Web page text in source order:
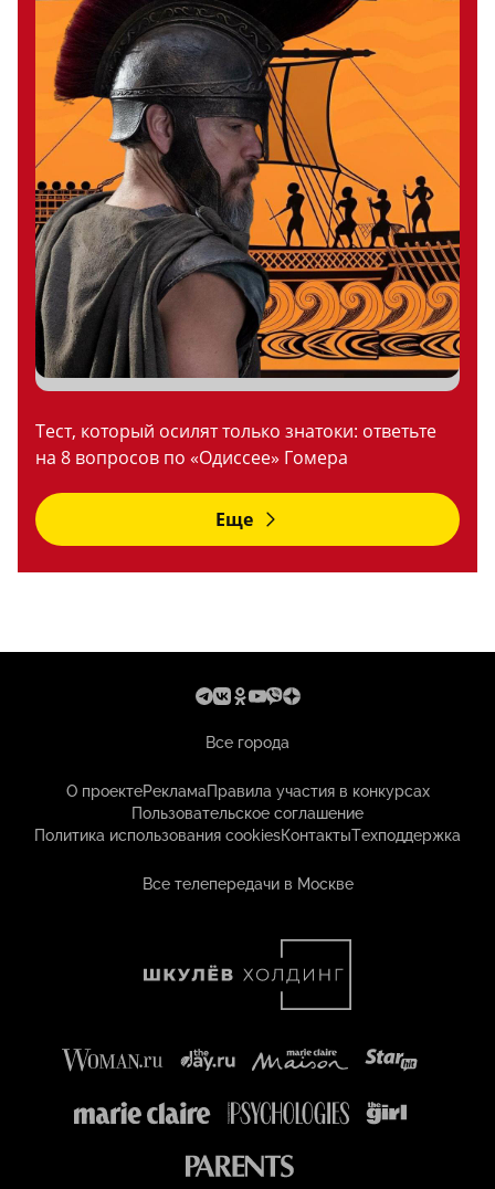
Тест, который осилят только знатоки: ответьте
на 8 вопросов по «Одиссее» Гомера
Еще
Все города
О проектеРекламаПравила участия в конкурсах
Пользовательское соглашение
Политика использования cookiesКонтактыТехподдержка
Все телепередачи в Москве